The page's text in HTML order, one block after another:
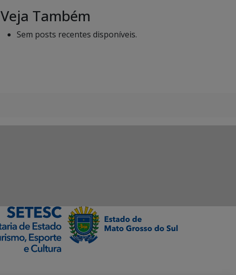
Veja Também
Sem posts recentes disponíveis.